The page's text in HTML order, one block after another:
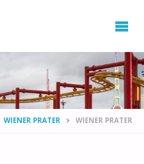
WIENER PRATER WIENER PRATER